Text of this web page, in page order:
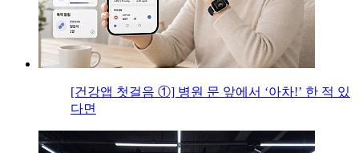
[건강앱 첫걸음 ①] 병원 문 앞에서 ‘아차!’ 한 적 있
다면